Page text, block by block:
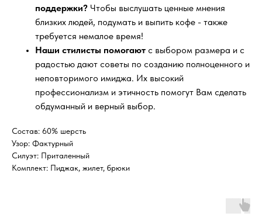
поддержки? Чтобы выслушать ценные мнения
близких людей, подумать и выпить кофе - также
требуется немалое время!
Наши стилисты помогают с выбором размера и с
радостью дают советы по созданию полноценного и
неповторимого имиджа. Их высокий
профессионализм и этичность помогут Вам сделать
обдуманный и верный выбор.
Состав: 60% шерсть
Узор: Фактурный
Силуэт: Приталенный
Комплект: Пиджак, жилет, брюки